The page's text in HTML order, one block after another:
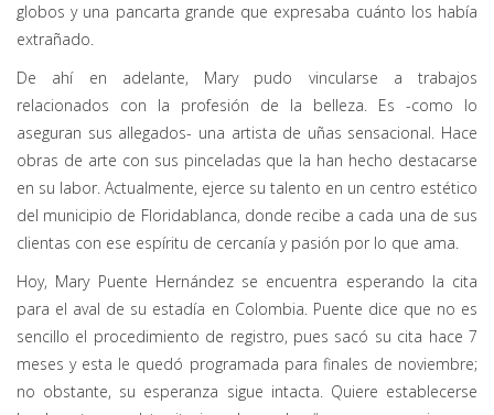
globos y una pancarta grande que expresaba cuánto los había
extrañado.
De ahí en adelante, Mary pudo vincularse a trabajos
relacionados con la profesión de la belleza. Es -como lo
aseguran sus allegados- una artista de uñas sensacional. Hace
obras de arte con sus pinceladas que la han hecho destacarse
en su labor. Actualmente, ejerce su talento en un centro estético
del municipio de Floridablanca, donde recibe a cada una de sus
clientas con ese espíritu de cercanía y pasión por lo que ama.
Hoy, Mary Puente Hernández se encuentra esperando la cita
para el aval de su estadía en Colombia. Puente dice que no es
sencillo el procedimiento de registro, pues sacó su cita hace 7
meses y esta le quedó programada para finales de noviembre;
no obstante, su esperanza sigue intacta. Quiere establecerse